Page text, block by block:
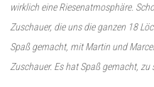
wirklich eine Riesenatmosphäre.
Zuschauer, die uns die ganzen 18
Spaß gemacht, mit Martin und
Zuschauer. Es hat Spaß gemacht, zu